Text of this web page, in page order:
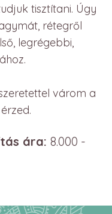
tisztítani. Úgy
rétegről
legrégebbi,
várom a
ára: 8.000 -